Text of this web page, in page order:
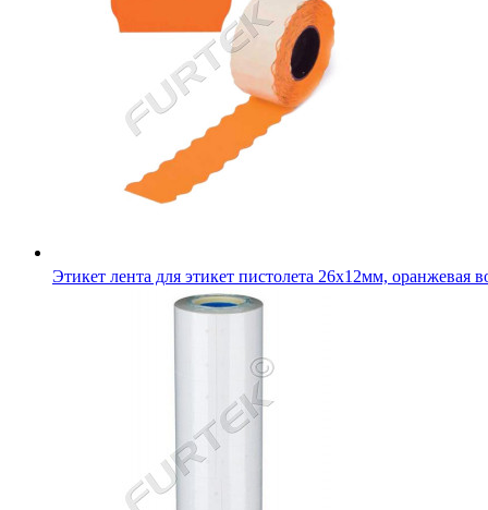
Этикет лента для этикет пистолета 26х12мм, оранжевая